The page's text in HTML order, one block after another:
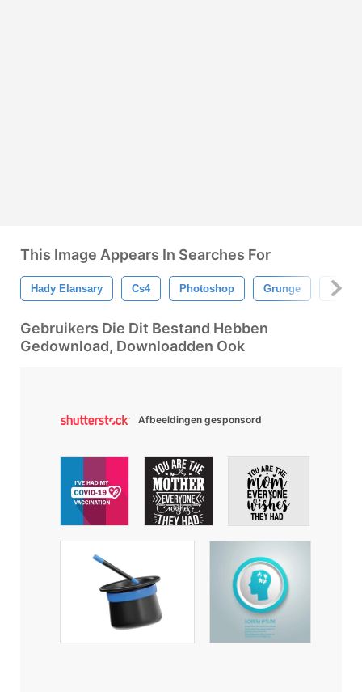
This Image Appears In Searches For
Hady Elansary Cs4 Photoshop Grunge
Gebruikers Die Dit Bestand Hebben
Gedownload, Downloadden Ook
Afbeeldingen gesponsord